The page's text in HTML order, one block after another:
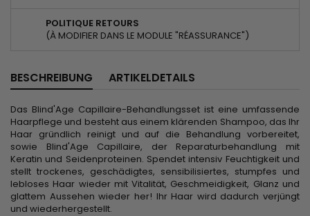
POLITIQUE RETOURS
(À MODIFIER DANS LE MODULE "RÉASSURANCE")
BESCHREIBUNG ARTIKELDETAILS
Das Blind'Age Capillaire-Behandlungsset ist eine umfassende
Haarpflege und besteht aus einem klärenden Shampoo, das Ihr
Haar gründlich reinigt und auf die Behandlung vorbereitet,
sowie Blind'Age Capillaire, der Reparaturbehandlung mit
Keratin und Seidenproteinen. Spendet intensiv Feuchtigkeit und
stellt trockenes, geschädigtes, sensibilisiertes, stumpfes und
lebloses Haar wieder mit Vitalität, Geschmeidigkeit, Glanz und
glattem Aussehen wieder her! Ihr Haar wird dadurch verjüngt
und wiederhergestellt.